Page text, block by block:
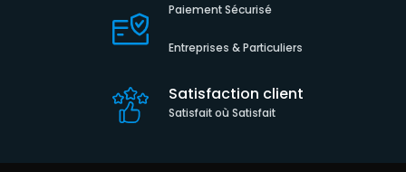
Paiement Sécurisé
Entreprises & Particuliers
Satisfaction client
Satisfait où Satisfait